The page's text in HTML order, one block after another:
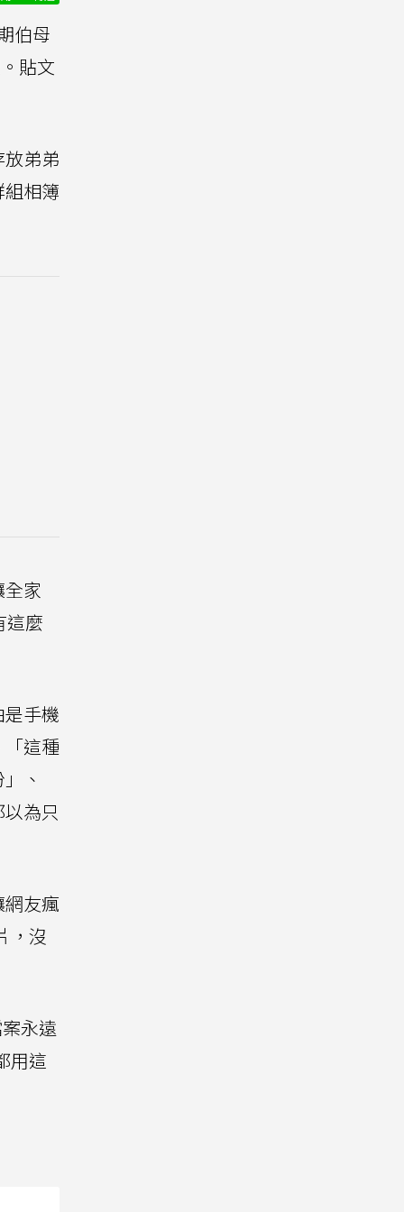
伯母
貼文
放弟弟
相簿
家
這麼
手機
這種
、
為只
友瘋
，沒
永遠
用這